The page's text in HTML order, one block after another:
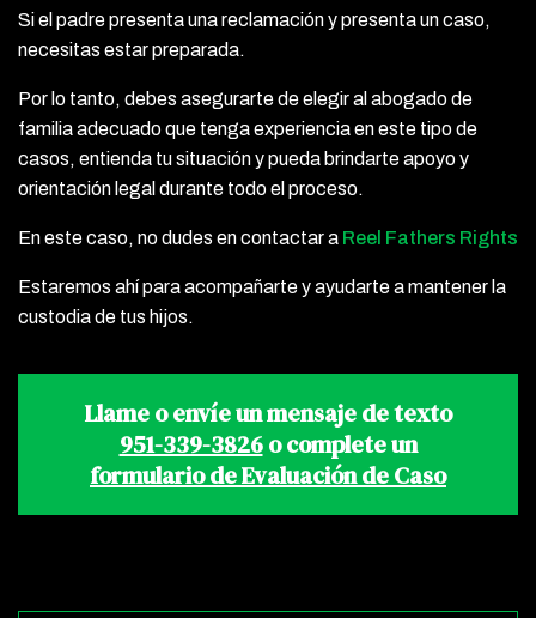
Si el padre presenta una reclamación y presenta un caso,
necesitas estar preparada.
Por lo tanto, debes asegurarte de elegir al abogado de
familia adecuado que tenga experiencia en este tipo de
casos, entienda tu situación y pueda brindarte apoyo y
orientación legal durante todo el proceso.
En este caso, no dudes en contactar a Reel Fathers Rights
Estaremos ahí para acompañarte y ayudarte a mantener la
custodia de tus hijos.
Llame o envíe un mensaje de texto
951-339-3826o complete un
formulario de Evaluación de Caso